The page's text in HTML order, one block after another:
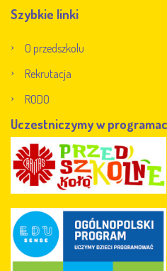
Szybkie linki
O przedszkolu
Rekrutacja
RODO
Uczestniczymy w